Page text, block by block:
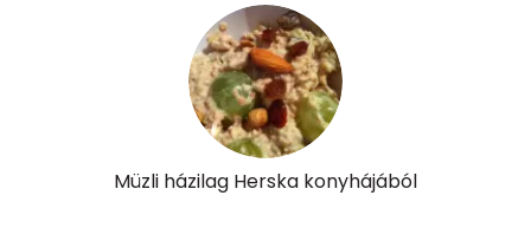
Müzli házilag Herska konyhájából